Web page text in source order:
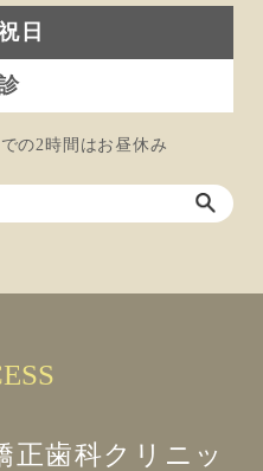
日
の2時間はお昼休み
正歯科クリニッ